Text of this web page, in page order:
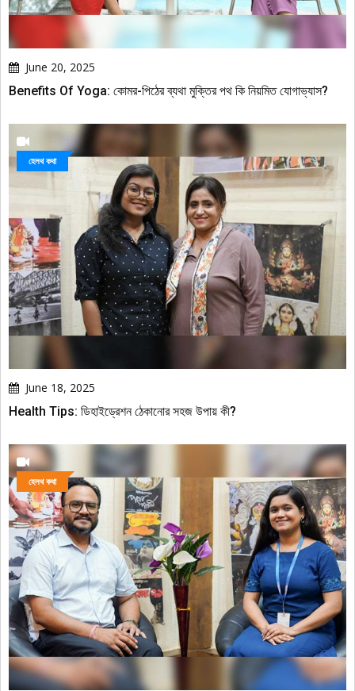
June 20, 2025
Benefits Of Yoga: কোমর-পিঠের ব্যথা মুক্তির পথ কি নিয়মিত যোগাভ্যাস?
হেলথ কথা
June 18, 2025
Health Tips: ডিহাইড্রেশন ঠেকানোর সহজ উপায় কী?
হেলথ কথা